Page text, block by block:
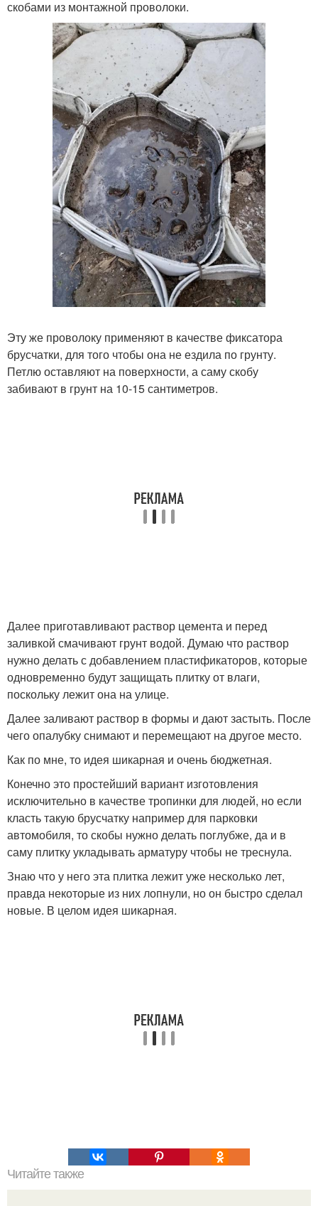
скобами из монтажной проволоки.
Эту же проволоку применяют в качестве фиксатора
брусчатки, для того чтобы она не ездила по грунту.
Петлю оставляют на поверхности, а саму скобу
забивают в грунт на 10-15 сантиметров.
Далее приготавливают раствор цемента и перед
заливкой смачивают грунт водой. Думаю что раствор
нужно делать с добавлением пластификаторов, которые
одновременно будут защищать плитку от влаги,
поскольку лежит она на улице.
Далее заливают раствор в формы и дают застыть. После
чего опалубку снимают и перемещают на другое место.
Как по мне, то идея шикарная и очень бюджетная.
Конечно это простейший вариант изготовления
исключительно в качестве тропинки для людей, но если
класть такую брусчатку например для парковки
автомобиля, то скобы нужно делать поглубже, да и в
саму плитку укладывать арматуру чтобы не треснула.
Знаю что у него эта плитка лежит уже несколько лет,
правда некоторые из них лопнули, но он быстро сделал
новые. В целом идея шикарная.
Читайте также